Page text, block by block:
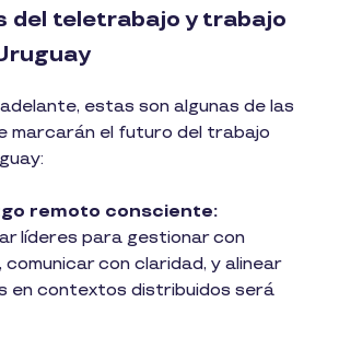
del teletrabajo y trabajo
estas son algunas de las
marcarán el futuro del trabajo
remoto consciente:
líderes para gestionar con
comunicar con claridad, y alinear
en contextos distribuidos será